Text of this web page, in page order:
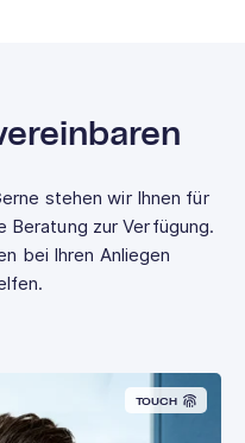
stehen wir Ihnen für
Beratung zur Verfügung.
bei Ihren Anliegen
TOUCH